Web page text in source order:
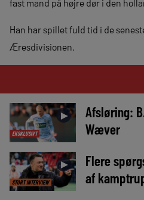
fast mand på højre dør i den
Han har spillet fuld tid i de
Æresdivisionen.
EKSKLUSIVT
►
Afsløring:
Wæver
STORT INTERVIEW
►
Flere
af